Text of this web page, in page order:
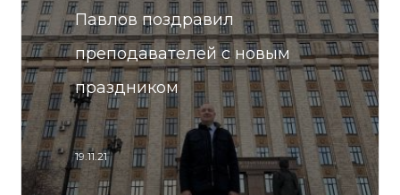
Павлов поздравил
преподавателей с новым
праздником
19.11.21